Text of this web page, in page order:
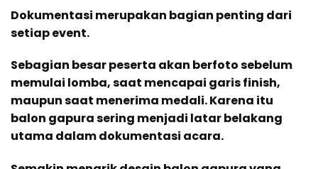
Dokumentasi merupakan bagian penting dari
setiap event.
Sebagian besar peserta akan berfoto sebelum
memulai lomba, saat mencapai garis finish,
maupun saat menerima medali. Karena itu
balon gapura sering menjadi latar belakang
utama dalam dokumentasi acara.